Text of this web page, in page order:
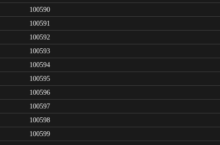
100590
100591
100592
100593
100594
100595
100596
100597
100598
100599